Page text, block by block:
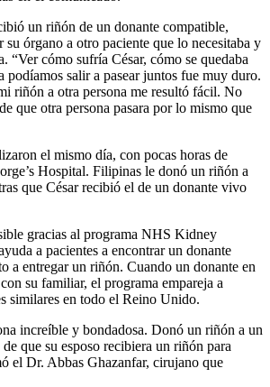
un riñón de un donante compatible,
órgano a otro paciente que lo necesitaba y
“Ver cómo sufría César, cómo se quedaba
podíamos salir a pasear juntos fue muy duro.
riñón a otra persona me resultó fácil. No
que otra persona pasara por lo mismo que
el mismo día, con pocas horas de
Hospital. Filipinas le donó un riñón a
que César recibió el de un donante vivo
gracias al programa NHS Kidney
a pacientes a encontrar un donante
a entregar un riñón. Cuando un donante en
su familiar, el programa empareja a
similares en todo el Reino Unido.
increíble y bondadosa. Donó un riñón a un
que su esposo recibiera un riñón para
el Dr. Abbas Ghazanfar, cirujano que